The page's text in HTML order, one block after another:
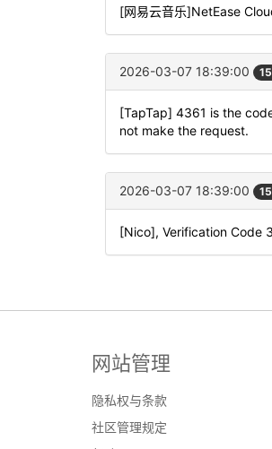
[网易云音乐]NetEase
2026-03-07 18:39:00
[TapTap] 4361 is the
not make the request.
2026-03-07 18:39:00
[Nico], Verification Code
网站管理
隐私权与条款
社区管理规定